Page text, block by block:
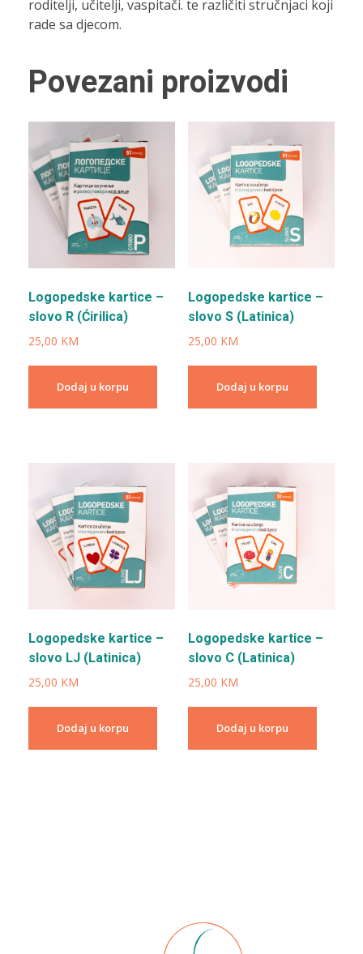
roditelji, učitelji, vaspitači. te različiti stručnjaci koji
rade sa djecom.
Povezani proizvodi
Logopedske kartice –
slovo R (Ćirilica)
25,00 KM
Dodaj u korpu
Logopedske kartice –
slovo S (Latinica)
25,00 KM
Dodaj u korpu
Logopedske kartice –
slovo LJ (Latinica)
25,00 KM
Dodaj u korpu
Logopedske kartice –
slovo C (Latinica)
25,00 KM
Dodaj u korpu